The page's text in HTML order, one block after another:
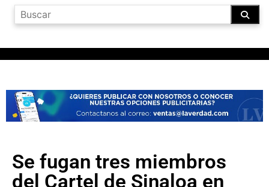
Se fugan tres miembros
del Cartel de Sinaloa en